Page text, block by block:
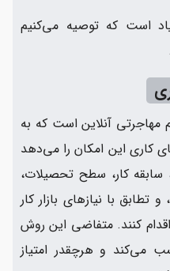
است که توصیه می‌کنیم
آنلاین است که به
کاری این امکان را می‌دهد
سابقه کار، سطح تحصیلات،
تطابق با نیازهای بازار کار
اقدام کنند. متفاضی این روش
می‌کند و هرچقدر امتیاز